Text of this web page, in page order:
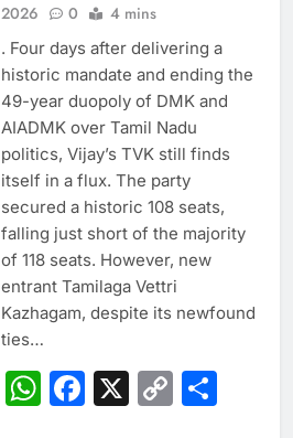
2026
0 4 mins
. Four days after delivering a
historic mandate and ending the
49-year duopoly of DMK and
AIADMK over Tamil Nadu
politics, Vijay’s TVK still finds
itself in a flux. The party
secured a historic 108 seats,
falling just short of the majority
of 118 seats. However, new
entrant Tamilaga Vettri
Kazhagam, despite its newfound
ties…
WhatsApp
Facebook
X Copy